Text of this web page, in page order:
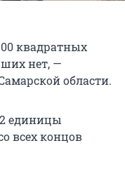
квадратных
нет, —
области.
единицы
всех концов